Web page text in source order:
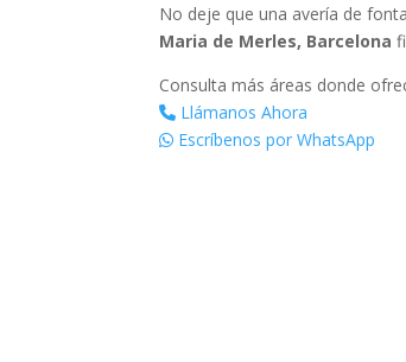
No deje que una avería de
Maria de Merles, Barcelona
Consulta más áreas donde
Llámanos Ahora
Escríbenos por WhatsApp